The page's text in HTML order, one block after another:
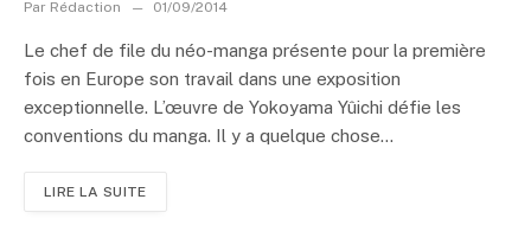
Par Rédaction 01/09/2014
Le chef de file du néo-manga présente pour la première
fois en Europe son travail dans une exposition
exceptionnelle. L’œuvre de Yokoyama Yûichi défie les
conventions du manga. Il y a quelque chose...
LIRE LA SUITE